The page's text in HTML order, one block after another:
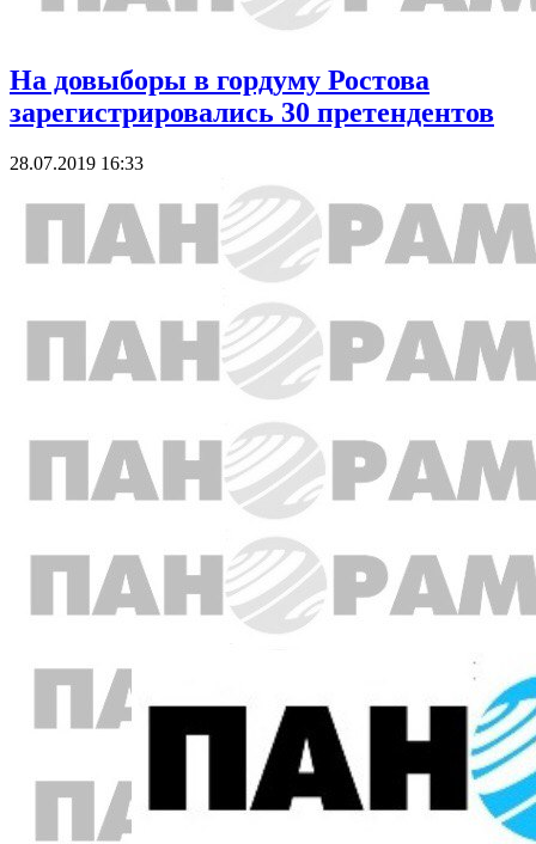
На довыборы в гордуму Ростова
зарегистрировались 30 претендентов
28.07.2019 16:33